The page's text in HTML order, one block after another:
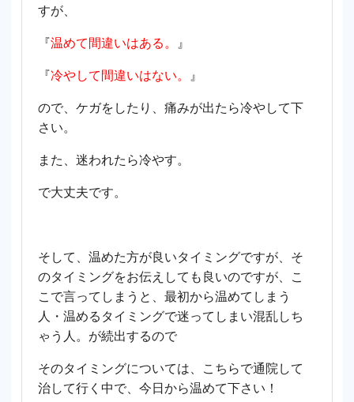
すが、
『温めて間違いはある。 』
『冷やして間違いはない。 』
ので、ケガをしたり、痛みが出たら冷やして下
さい。
また、迷われたら冷やす。
で大丈夫です。
そして、温めた方が良いタイミングですが、そ
のタイミングをお伝えしても良いのですが、こ
こで言ってしまうと、最初から温めてしまう
人・温めるタイミングで迷ってしまい混乱しち
ゃう人。が続出するので
そのタイミングについては、こちらで通院して
治して行く中で、今日から温めて下さい！